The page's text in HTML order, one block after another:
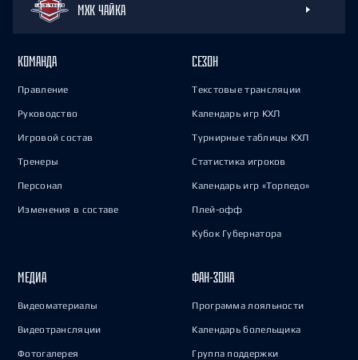
МХК ЧАЙКА
КОМАНДА
Правление
Руководство
Игровой состав
Тренеры
Персонал
Изменения в составе
СЕЗОН
Текстовые трансляции
Календарь игр КХЛ
Турнирные таблицы КХЛ
Статистика игроков
Календарь игр «Торпедо»
Плей-офф
Кубок Губернатора
МЕДИА
Видеоматериалы
Видеотрансляции
Фотогалерея
ФАН-ЗОНА
Программа лояльности
Календарь болельщика
Группа поддержки